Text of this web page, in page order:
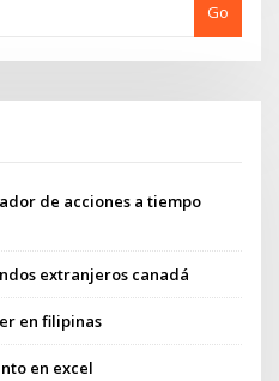
Go
de acciones a tiempo
extranjeros canadá
en filipinas
en excel